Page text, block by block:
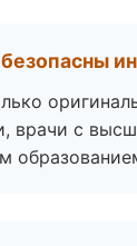
врачи с